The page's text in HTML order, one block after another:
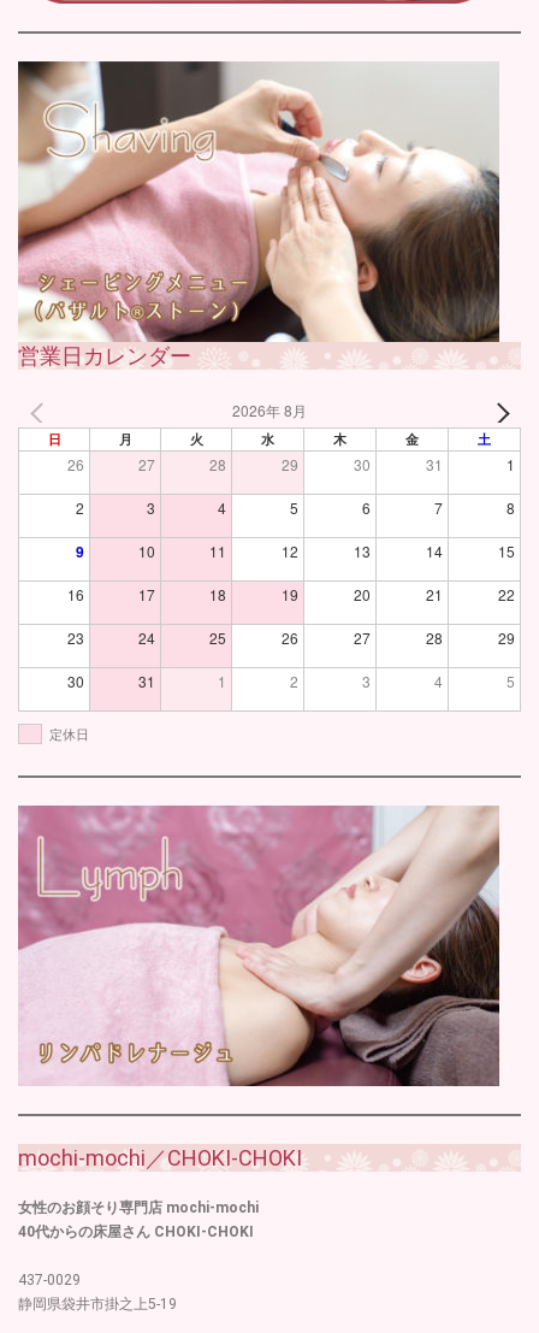
営業日カレンダー
2026年 8月
日 月 火 水 木 金 土
26 27 28 29 30 31 1
2 3 4 5 6 7 8
9 10 11 12 13 14 15
16 17 18 19 20 21 22
23 24 25 26 27 28 29
30 31 1 2 3 4 5
定休日
mochi-mochi／CHOKI-CHOKI
女性のお顔そり専門店 mochi-mochi
40代からの床屋さん CHOKI-CHOKI
437-0029
静岡県袋井市掛之上5-19